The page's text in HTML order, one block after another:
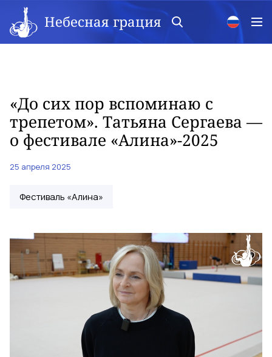
Небесная грация
«До сих пор вспоминаю с
трепетом». Татьяна Сергаева —
о фестивале «Алина»-2025
25 апреля 2025
Фестиваль «Алина»